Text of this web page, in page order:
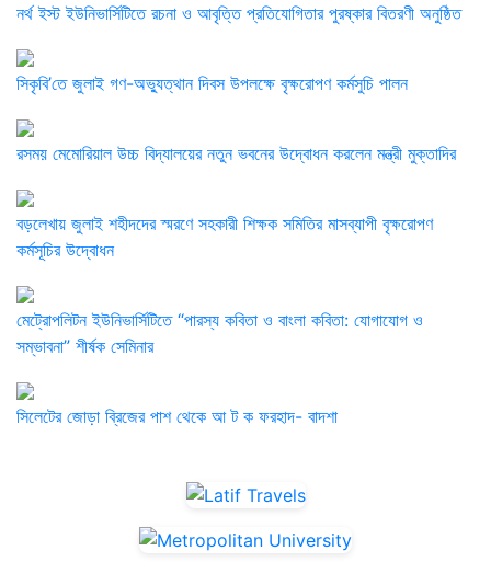
নর্থ ইস্ট ইউনিভার্সিটিতে রচনা ও আবৃত্তি প্রতিযোগিতার পুরষ্কার বিতরণী অনুষ্ঠিত
সিকৃবি’তে জুলাই গণ-অভ্যুত্থান দিবস উপলক্ষে বৃক্ষরোপণ কর্মসুচি পালন
রসময় মেমোরিয়াল উচ্চ বিদ্যালয়ের নতুন ভবনের উদ্বোধন করলেন মন্ত্রী মুক্তাদির
বড়লেখায় জুলাই শহীদদের স্মরণে সহকারী শিক্ষক সমিতির মাসব্যাপী বৃক্ষরোপণ
কর্মসূচির উদ্বোধন
মেট্রোপলিটন ইউনিভার্সিটিতে “পারস্য কবিতা ও বাংলা কবিতা: যোগাযোগ ও
সম্ভাবনা” শীর্ষক সেমিনার
সিলেটের জোড়া ব্রিজের পাশ থেকে আ ট ক ফরহাদ- বাদশা